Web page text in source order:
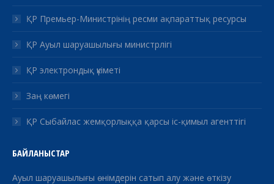
ҚР Премьер-Министрінің ресми ақпараттық ресурсы
ҚР Ауыл шаруашылығы министрлігі
ҚР электрондық үкіметі
Заң көмегі
ҚР Сыбайлас жемқорлыққа қарсы іс-қимыл агенттігі
БАЙЛАНЫСТАР
Ауыл шаруашылығы өнімдерін сатып алу және өткізу